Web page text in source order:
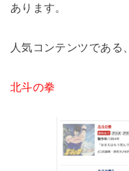
あります。
人気コンテンツである、
北斗の拳